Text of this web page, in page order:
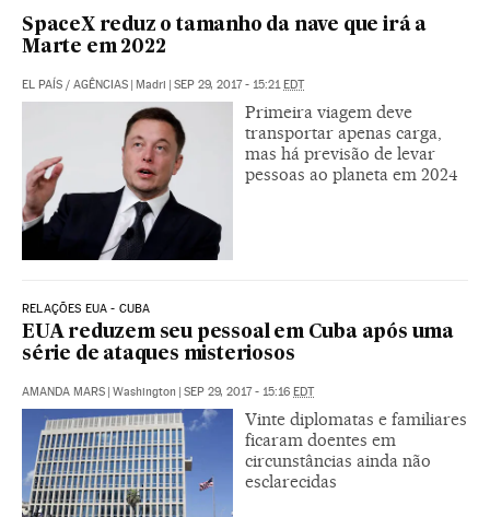
SpaceX reduz o tamanho da nave que irá a
Marte em 2022
EL PAÍS / AGÊNCIAS | Madri | SEP 29, 2017 - 15:21EDT
Primeira viagem deve
transportar apenas carga,
mas há previsão de levar
pessoas ao planeta em 2024
RELAÇÕES EUA - CUBA
EUA reduzem seu pessoal em Cuba após uma
série de ataques misteriosos
AMANDA MARS | Washington | SEP 29, 2017 - 15:16 EDT
Vinte diplomatas e familiares
ficaram doentes em
circunstâncias ainda não
esclarecidas